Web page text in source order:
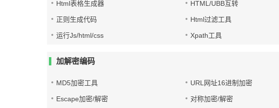
Html表格生成器 HTML/UBB互转
正则生成代码 Html过滤工具
运行Js/html/css Xpath工具
加解密编码
MD5加密工具 URL网址16进制加密
Escape加密/解密 对称加密/解密